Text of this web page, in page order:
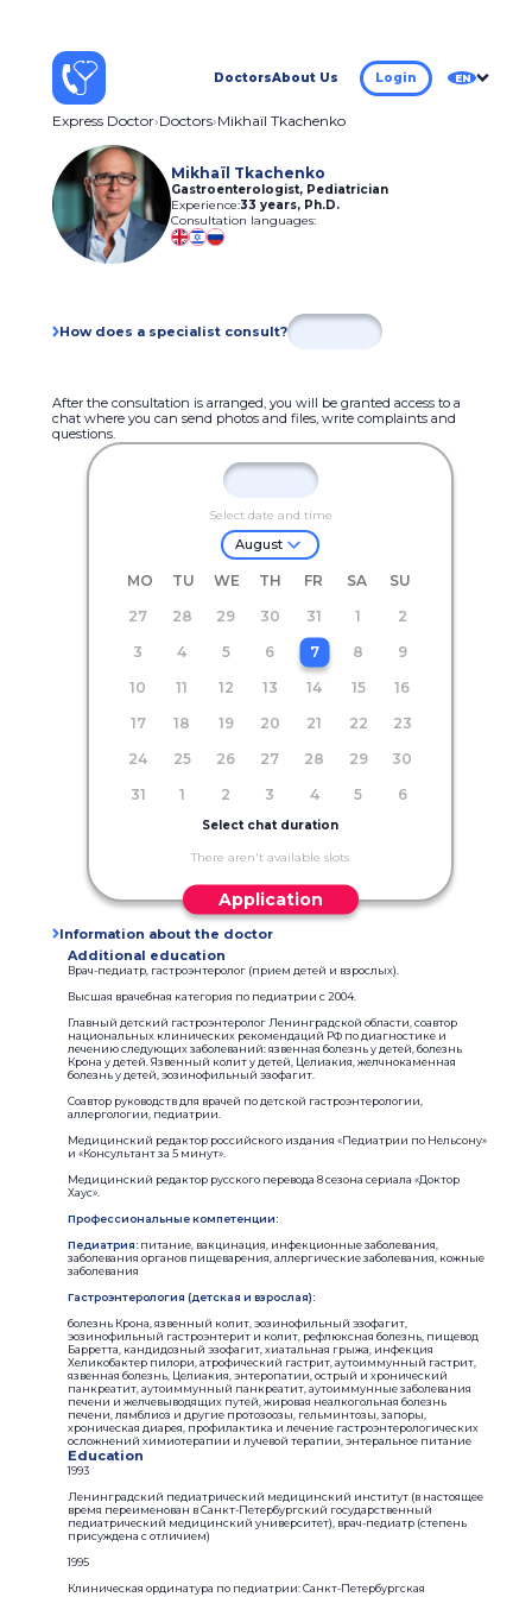
DoctorsAbout Us Login EN
Express Doctor Doctors Mikhaïl Tkachenko
Mikhaïl Tkachenko
Gastroenterologist, Pediatrician
Experience:33 years, Ph.D.
Consultation languages:
How does a specialist consult?
After the consultation is arranged, you will be granted access to a
chat where you can send photos and files, write complaints and
questions.
Select date and time
August
MO TU WE TH FR SA
SU
27
28 29 30 31 1
2
3
4 5 6 7 8
9
10
11 12 13 14 15
16
17
18 19 20 21 22
23
24
25 26 27 28 29
30
31
1 2 3 4 5 6
Select chat duration
There aren't available slots
Application
Information about the doctor
Additional education
Врач-педиатр, гастроэнтеролог (прием детей и взрослых).
Высшая врачебная категория по педиатрии с 2004.
Главный детский гастроэнтеролог Ленинградской области, соавтор
национальных клинических рекомендаций РФ по диагностике и
лечению следующих заболеваний: язвенная болезнь у детей, болезнь
Крона у детей. Язвенный колит у детей, Целиакия, желчнокаменная
болезнь у детей, эозинофильный эзофагит.
Соавтор руководств для врачей по детской гастроэнтерологии,
аллергологии, педиатрии.
Медицинский редактор российского издания «Педиатрии по Нельсону»
и «Консультант за 5 минут».
Медицинский редактор русского перевода 8 сезона сериала «Доктор
Хаус».
Профессиональные компетенции:
Педиатрия: питание, вакцинация, инфекционные заболевания,
заболевания органов пищеварения, аллергические заболевания, кожные
заболевания
Гастроэнтерология (детская и взрослая):
болезнь Крона, язвенный колит, эозинофильный эзофагит,
эозинофильный гастроэнтерит и колит, рефлюксная болезнь, пищевод
Барретта, кандидозный эзофагит, хиатальная грыжа, инфекция
Хеликобактер пилори, атрофический гастрит, аутоиммунный гастрит,
язвенная болезнь, Целиакия, энтеропатии, острый и хронический
панкреатит, аутоиммунный панкреатит, аутоиммунные заболевания
печени и желчевыводящих путей, жировая неалкогольная болезнь
печени, лямблиоз и другие протозоозы, гельминтозы, запоры,
хроническая диарея, профилактика и лечение гастроэнтерологических
осложнений химиотерапии и лучевой терапии, энтеральное питание
Education
1993
Ленинградский педиатрический медицинский институт (в настоящее
время переименован в Санкт-Петербургский государственный
педиатрический медицинский университет), врач-педиатр (степень
присуждена с отличием)
1995
Клиническая ординатура по педиатрии: Санкт-Петербургская